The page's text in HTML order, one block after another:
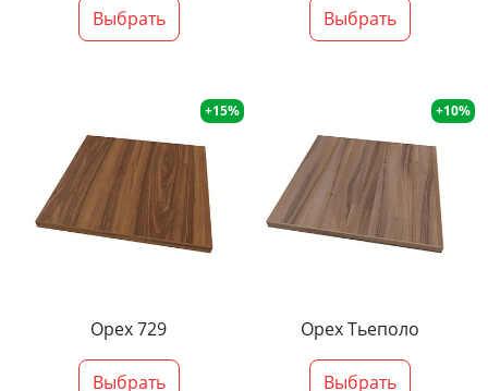
Выбрать Выбрать
+15%
Орех 729
Выбрать
+10%
Орех Тьеполо
Выбрать